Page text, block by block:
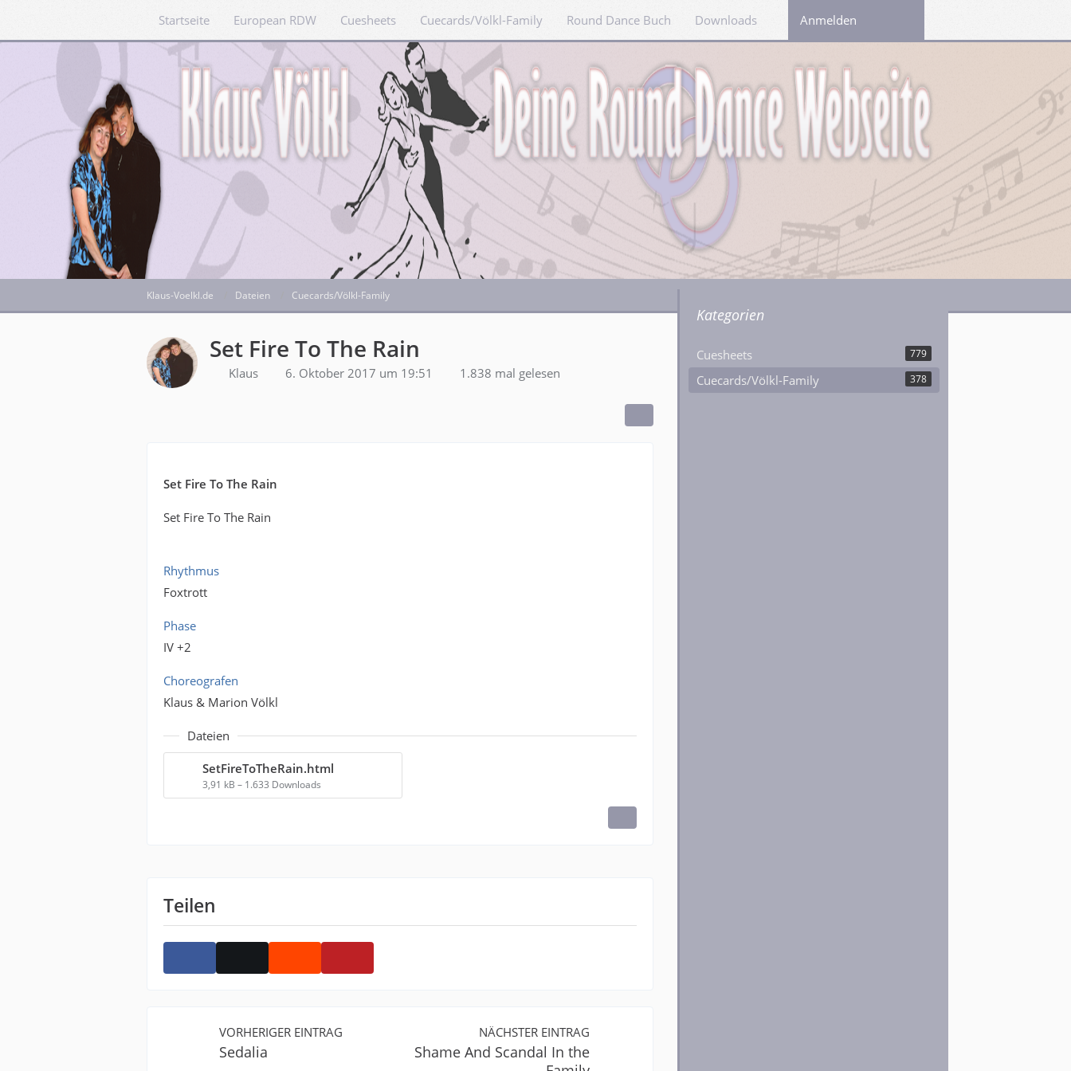
Startseite European RDW Cuesheets Cuecards/Völkl-Family Round Dance Buch Downloads LinksAnmelden
Klaus-Voelkl.de Dateien Cuecards/Völkl-Family
Set Fire To The Rain
Klaus 6. Oktober 2017 um 19:51 1.838 mal gelesen
Set Fire To The Rain
Set Fire To The Rain
Rhythmus
Foxtrott
Phase
IV +2
Choreografen
Klaus & Marion Völkl
Dateien
SetFireToTheRain.html
3,91 kB – 1.633 Downloads
Teilen
VORHERIGER EINTRAG
Sedalia
NÄCHSTER EINTRAG
Shame And Scandal In the
Kategorien
Cuesheets 779
Cuecards/Völkl-Family 378